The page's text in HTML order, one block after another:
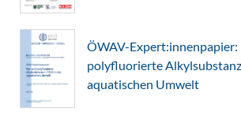
ÖWAV-Expert:innenpapier:
polyfluorierte
aquatischen Umwelt